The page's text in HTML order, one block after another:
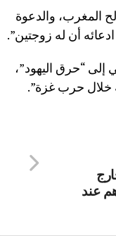
المغرب، والدعوة
الإمام المغربي إلى “حرق اليهود”،
خلال حرب غزة”.
درهم عند